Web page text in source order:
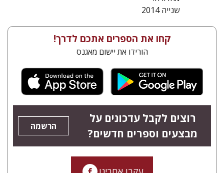
שנייה 2014
קחו את הספרים אתכם לדרך!
הורידו את יישום מאגנס
רוצים לקבל עדכונים על
מבצעים וספרים חדשים?
הרשמה